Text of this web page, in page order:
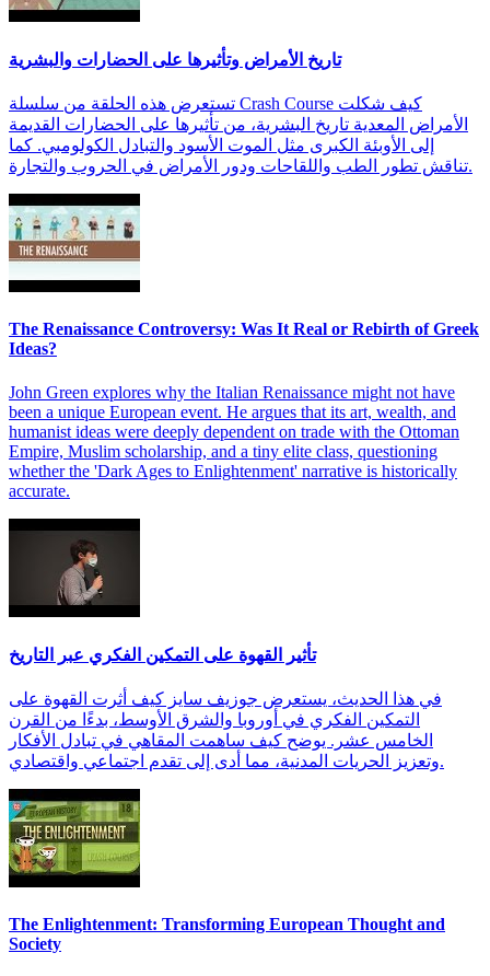
تاريخ الأمراض وتأثيرها على الحضارات والبشرية
تستعرض هذه الحلقة من سلسلة Crash Course كيف شكلت
الأمراض المعدية تاريخ البشرية، من تأثيرها على الحضارات القديمة
إلى الأوبئة الكبرى مثل الموت الأسود والتبادل الكولومبي. كما
تناقش تطور الطب واللقاحات ودور الأمراض في الحروب والتجارة.
The Renaissance Controversy: Was It Real or Rebirth of Greek
Ideas?
John Green explores why the Italian Renaissance might not have
been a unique European event. He argues that its art, wealth, and
humanist ideas were deeply dependent on trade with the Ottoman
Empire, Muslim scholarship, and a tiny elite class, questioning
whether the 'Dark Ages to Enlightenment' narrative is historically
accurate.
تأثير القهوة على التمكين الفكري عبر التاريخ
في هذا الحديث، يستعرض جوزيف سايز كيف أثرت القهوة على
التمكين الفكري في أوروبا والشرق الأوسط، بدءًا من القرن
الخامس عشر. يوضح كيف ساهمت المقاهي في تبادل الأفكار
وتعزيز الحريات المدنية، مما أدى إلى تقدم اجتماعي واقتصادي.
The Enlightenment: Transforming European Thought and
Society